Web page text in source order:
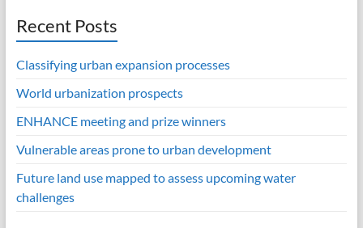
Recent Posts
Classifying urban expansion processes
World urbanization prospects
ENHANCE meeting and prize winners
Vulnerable areas prone to urban development
Future land use mapped to assess upcoming water
challenges